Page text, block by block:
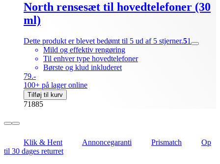
North rensesæt til hovedtelefoner (30
ml)
Dette produkt er blevet bedømt til 5 ud af 5 stjerner.51
Mild og effektiv rengøring
Til enhver type hovedtelefoner
Børste og klud inkluderet
79.-
100+ på lager online
Tilføj til kurv
71885
Klik & Hent Annoncegaranti Prismatch
Op
til 30 dages returret